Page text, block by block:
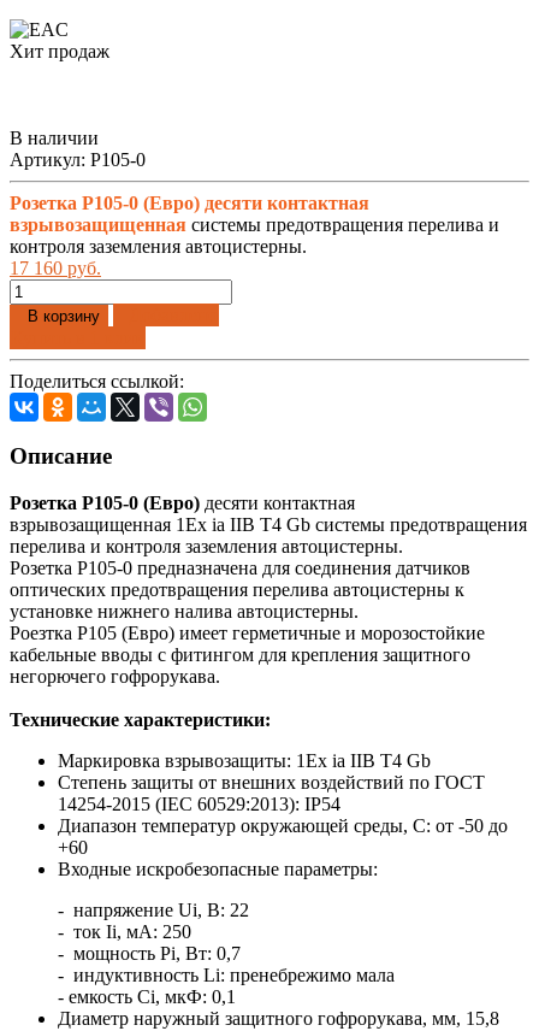
Хит продаж
В наличии
Артикул: Р105-0
Розетка Р105-0 (Евро) десяти контактная
взрывозащищенная системы предотвращения перелива и
контроля заземления автоцистерны.
17 160 руб.
В корзину
Поделиться ссылкой:
Описание
Розетка Р105-0 (Евро) десяти контактная
взрывозащищенная 1Еx ia IIВ Т4 Gb системы предотвращения
перелива и контроля заземления автоцистерны.
Розетка Р105-0 предназначена для соединения датчиков
оптических предотвращения перелива автоцистерны к
установке нижнего налива автоцистерны.
Роезтка Р105 (Евро) имеет герметичные и морозостойкие
кабельные вводы с фитингом для крепления защитного
негорючего гофрорукава.
Технические характеристики:
Маркировка взрывозащиты: 1Еx ia IIB T4 Gb
Степень защиты от внешних воздействий по ГОСТ
14254-2015 (IEC 60529:2013): IP54
Диапазон температур окружающей среды, С: от -50 до
+60
Входные искробезопасные параметры:
- напряжение Ui, В: 22
- ток Ii, мА: 250
- мощность Рi, Вт: 0,7
- индуктивность Li: пренебрежимо мала
- емкость Сi, мкФ: 0,1
Диаметр наружный защитного гофрорукава, мм, 15,8